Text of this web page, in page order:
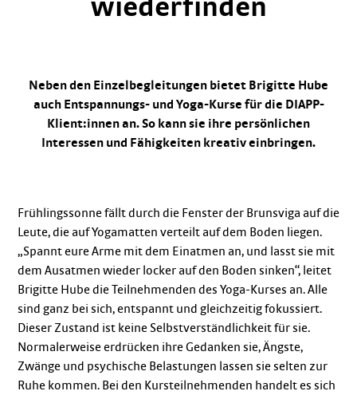
wiederfinden
Neben den Einzelbegleitungen bietet Brigitte Hube
auch Entspannungs- und Yoga-Kurse für die DIAPP-
Klient:innen an. So kann sie ihre persönlichen
Interessen und Fähigkeiten kreativ einbringen.
Frühlingssonne fällt durch die Fenster der Brunsviga auf die
Leute, die auf Yogamatten verteilt auf dem Boden liegen.
„Spannt eure Arme mit dem Einatmen an, und lasst sie mit
dem Ausatmen wieder locker auf den Boden sinken“, leitet
Brigitte Hube die Teilnehmenden des Yoga-Kurses an. Alle
sind ganz bei sich, entspannt und gleichzeitig fokussiert.
Dieser Zustand ist keine Selbstverständlichkeit für sie.
Normalerweise erdrücken ihre Gedanken sie, Ängste,
Zwänge und psychische Belastungen lassen sie selten zur
Ruhe kommen. Bei den Kursteilnehmenden handelt es sich